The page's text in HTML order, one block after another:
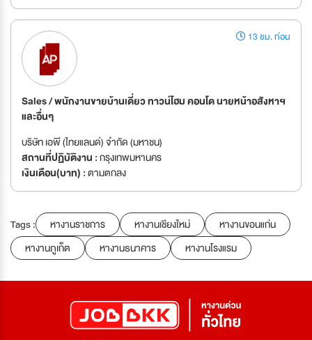
13 ชม. ก่อน
Sales / พนักงานขายบ้านเดี่ยว ทาวน์โฮม คอนโด นายหน้าอสังหาฯ
และอื่นๆ
บริษัท เอพี (ไทยแลนด์) จำกัด (มหาชน)
สถานที่ปฏิบัติงาน :กรุงเทพมหานคร
เงินเดือน(บาท) :ตามตกลง
Tags : หางานราชการ หางานเชียงใหม่
หางานขอนแก่น
หางานภูเก็ต
หางานธนาคาร หางานโรงแรม